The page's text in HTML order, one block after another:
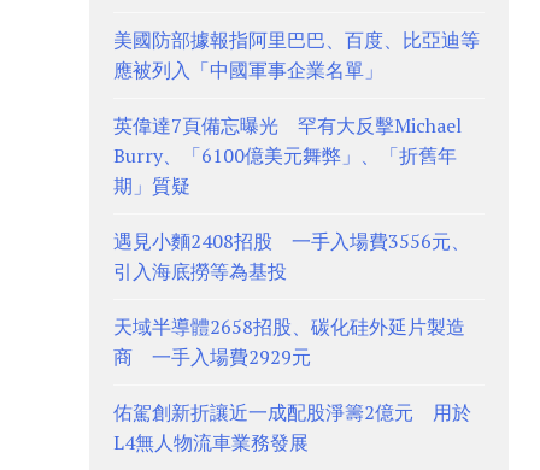
美國防部據報指阿里巴巴、百度、比亞迪等
應被列入「中國軍事企業名單」
英偉達7頁備忘曝光 罕有大反擊Michael
Burry、「6100億美元舞弊」、「折舊年
期」質疑
遇見小麵2408招股 一手入場費3556元、
引入海底撈等為基投
天域半導體2658招股、碳化硅外延片製造
商 一手入場費2929元
佑駕創新折讓近一成配股淨籌2億元 用於
L4無人物流車業務發展